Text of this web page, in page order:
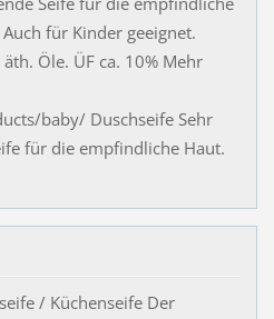
für Kinder geeignet.
Öle. ÜF ca. 10% Mehr
baby/ Duschseife Sehr
für die empfindliche Haut.
/ Küchenseife Der